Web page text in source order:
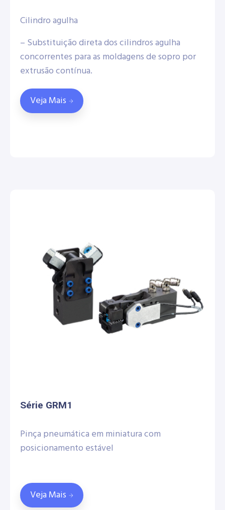
Cilindro agulha
– Substituição direta dos cilindros agulha
concorrentes para as moldagens de sopro por
extrusão contínua.
Veja Mais
Série GRM1
Pinça pneumática em miniatura com
posicionamento estável
Veja Mais